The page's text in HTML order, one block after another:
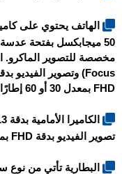
الهاتف يحتوي على
FHD بمعدل 30 أو 60 إطارًا في الثانية.
تصوير الفيديو بدقة FHD بمعدل 30 إطارًا في الثانية.